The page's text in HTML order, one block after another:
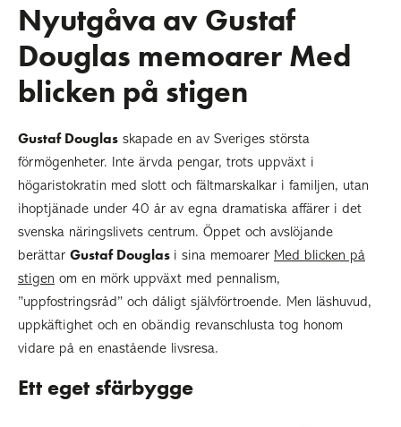
Nyutgåva av Gustaf
Douglas memoarer Med
blicken på stigen
Gustaf Douglas skapade en av Sveriges största
förmögenheter. Inte ärvda pengar, trots uppväxt i
högaristokratin med slott och fältmarskalkar i familjen, utan
ihoptjänade under 40 år av egna dramatiska affärer i det
svenska näringslivets centrum. Öppet och avslöjande
berättar Gustaf Douglas i sina memoarer Med blicken på
stigen om en mörk uppväxt med pennalism,
”uppfostringsråd” och dåligt självförtroende. Men läshuvud,
uppkäftighet och en obändig revanschlusta tog honom
vidare på en enastående livsresa.
Ett eget sfärbygge